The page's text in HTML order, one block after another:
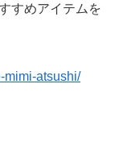
すめアイテムを
mimi-atsushi/